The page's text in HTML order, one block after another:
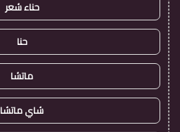
حناء شعر
حنا
ماتشا
شاي ماتشا